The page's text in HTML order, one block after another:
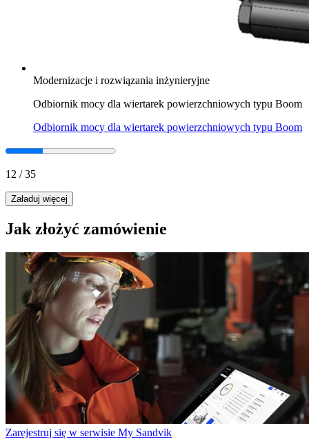
Modernizacje i rozwiązania inżynieryjne
Odbiornik mocy dla wiertarek powierzchniowych typu Boom
Odbiornik mocy dla wiertarek powierzchniowych typu Boom
12 /35
Załaduj więcej
Jak złożyć zamówienie
Zarejestruj się w serwisie My Sandvik